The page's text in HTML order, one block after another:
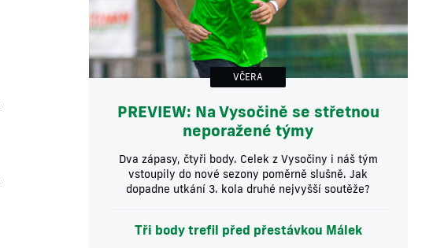
VČERA
PREVIEW: Na Vysočině se střetnou
neporažené týmy
Dva zápasy, čtyři body. Celek z Vysočiny i náš tým
vstoupily do nové sezony poměrně slušně. Jak
dopadne utkání 3. kola druhé nejvyšší soutěže?
Tři body trefil před přestávkou Málek